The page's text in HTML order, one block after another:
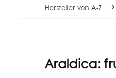
Hersteller von A-Z
Araldica: